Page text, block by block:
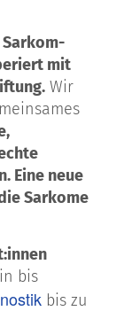
mit
. Wir
. Eine neue
Sarkome
bis
bis zu